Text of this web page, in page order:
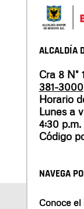
ALCALDÍA
Cra 8 N°
381-3000
Horario
Lunes a
4:30 p.m.
Código
NAVEGA
Conoce